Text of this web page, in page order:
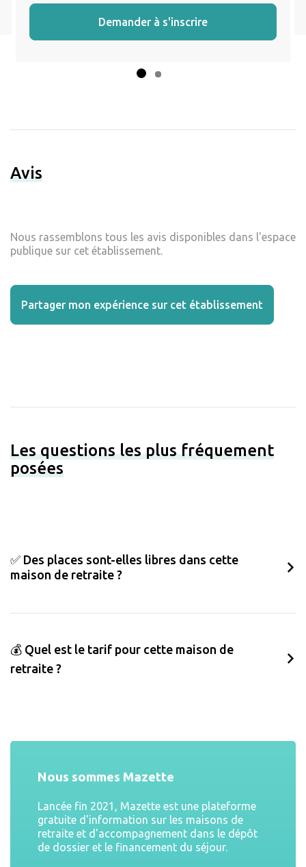
Demander à s'inscrire
Avis
Nous rassemblons tous les avis disponibles dans l'espace
publique sur cet établissement.
Partager mon expérience sur cet établissement
Les questions les plus fréquement
posées
✅ Des places sont-elles libres dans cette
maison de retraite ?
💰 Quel est le tarif pour cette maison de
retraite ?
Nous sommes Mazette
Lancée fin 2021, Mazette est une plateforme
gratuite d'information sur les maisons de
retraite et d'accompagnement dans le dépôt
de dossier et le financement du séjour.